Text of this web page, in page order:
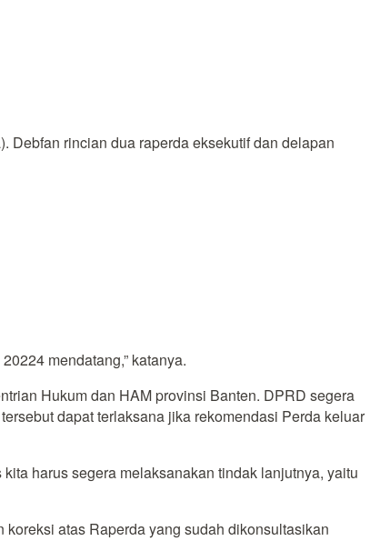
Debfan rincian dua raperda eksekutif dan delapan
mendatang,” katanya.
Hukum dan HAM provinsi Banten. DPRD segera
dapat terlaksana jika rekomendasi Perda keluar
harus segera melaksanakan tindak lanjutnya, yaitu
atas Raperda yang sudah dikonsultasikan